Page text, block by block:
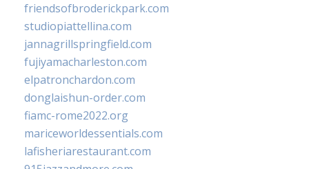
friendsofbroderickpark.com
studiopiattellina.com
jannagrillspringfield.com
fujiyamacharleston.com
elpatronchardon.com
donglaishun-order.com
fiamc-rome2022.org
mariceworldessentials.com
lafisheriarestaurant.com